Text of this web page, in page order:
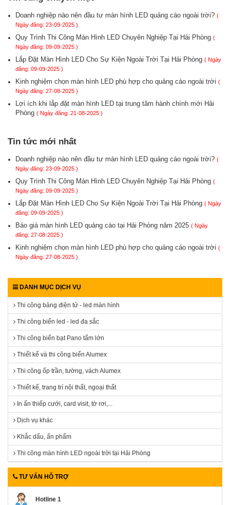
Doanh nghiệp nào nên đầu tư màn hình LED quảng cáo ngoài trời? (
Ngày đăng: 23-09-2025 )
Quy Trình Thi Công Màn Hình LED Chuyên Nghiệp Tại Hải Phòng (
Ngày đăng: 09-09-2025 )
Lắp Đặt Màn Hình LED Cho Sự Kiện Ngoài Trời Tại Hải Phòng ( Ngày
đăng: 09-09-2025 )
Kinh nghiệm chọn màn hình LED phù hợp cho quảng cáo ngoài trời (
Ngày đăng: 27-08-2025 )
Lợi ích khi lắp đặt màn hình LED tại trung tâm hành chính mới Hải
Phòng ( Ngày đăng: 21-08-2025 )
Tin tức mới nhất
Doanh nghiệp nào nên đầu tư màn hình LED quảng cáo ngoài trời? (
Ngày đăng: 23-09-2025 )
Quy Trình Thi Công Màn Hình LED Chuyên Nghiệp Tại Hải Phòng (
Ngày đăng: 09-09-2025 )
Lắp Đặt Màn Hình LED Cho Sự Kiện Ngoài Trời Tại Hải Phòng ( Ngày
đăng: 09-09-2025 )
Báo giá màn hình LED quảng cáo tại Hải Phòng năm 2025 ( Ngày
đăng: 27-08-2025 )
Kinh nghiệm chọn màn hình LED phù hợp cho quảng cáo ngoài trời (
Ngày đăng: 27-08-2025 )
DANH MỤC DỊCH VỤ
Thi công bảng điện tử - led màn hình
Thi công biển led - led đa sắc
Thi công biển bạt Pano tấm lớn
Thiết kế và thi công biển Alumex
Thi công ốp trần, tường, vách Alumex
Thiết kế, trang trí nội thất, ngoại thất
In ấn thiếp cưới, card visit, tờ rơi,...
Dịch vụ khác
Khắc dấu, ấn phẩm
Thi công màn hình LED ngoài trời tại Hải Phòng
TƯ VẤN HỖ TRỢ
Hotline 1